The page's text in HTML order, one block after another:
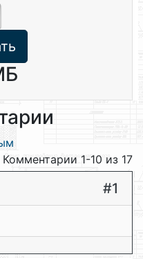
Комментарии 1-10 из 17
#1